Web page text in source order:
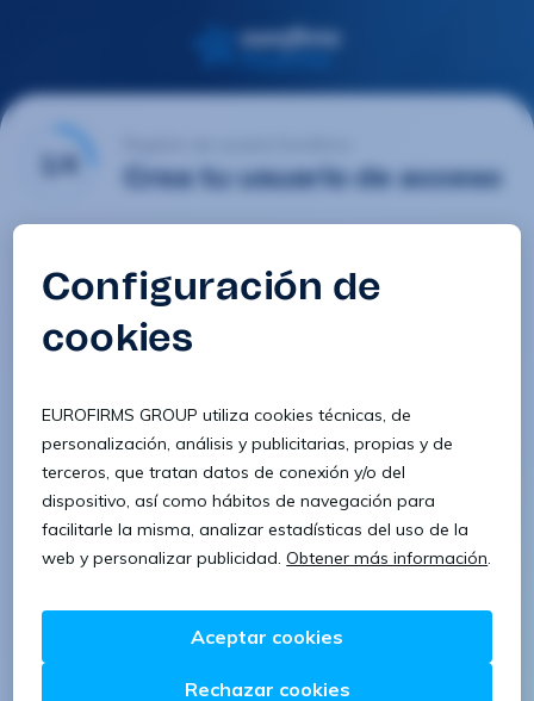
1/4 Crea tu usuario de acceso
Contraseña
Confirmar contraseña
8 caracteres 1 letra minúscula
1 letra mayúscula 1 número